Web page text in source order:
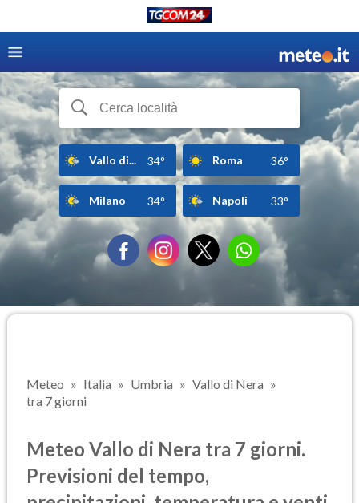
Vallo di... 34° Roma 36°
Milano 34° Napoli 33°
Meteo Italia Umbria
Vallo di Nera
tra 7 giorni
Meteo Vallo di Nera tra 7 giorni.
Previsioni del tempo,